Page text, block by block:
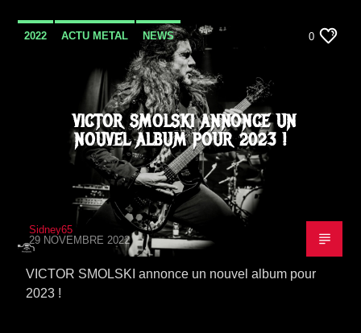
2022 ACTU METAL NEWS 0
VICTOR SMOLSKI ANNONCE UN
NOUVEL ALBUM POUR 2023 !
Sidney65
29 NOVEMBRE 2022
VICTOR SMOLSKI annonce un nouvel album pour
2023 !